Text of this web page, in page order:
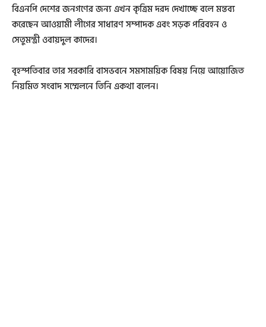
বিএনপি দেশের জনগণের জন্য এখন কৃত্রিম দরদ দেখাচ্ছে বলে মন্তব্য
করেছেন আওয়ামী লীগের সাধারণ সম্পাদক এবং সড়ক পরিবহন ও
সেতুমন্ত্রী ওবায়দুল কাদের।
বৃহস্পতিবার তার সরকারি বাসভবনে সমসাময়িক বিষয় নিয়ে আয়োজিত
নিয়মিত সংবাদ সম্মেলনে তিনি একথা বলেন।